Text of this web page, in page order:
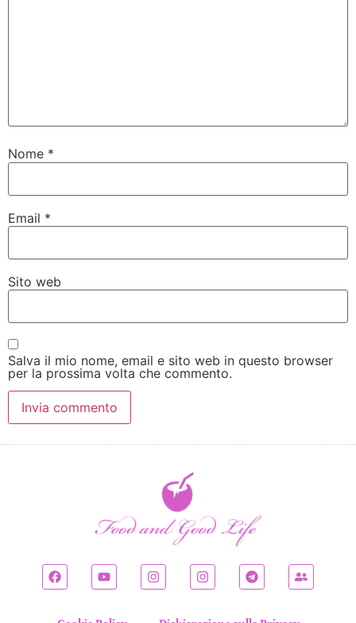
Nome *
Email *
Sito web
Salva il mio nome, email e sito web in questo browser
per la prossima volta che commento.